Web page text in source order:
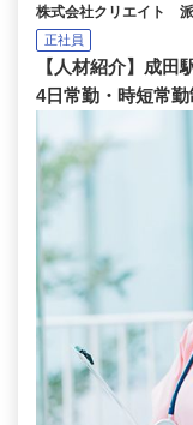
株式会社クリエイト
正社員
【人材紹介】成
4日常勤・時短常